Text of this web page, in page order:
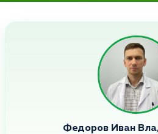
Федоров Иван